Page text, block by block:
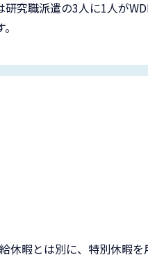
究職派遣の3人に1人が
休暇とは別に、特別休暇を